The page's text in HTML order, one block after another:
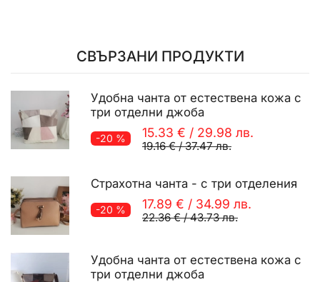
СВЪРЗАНИ ПРОДУКТИ
Удобна чанта от естествена кожа с
три отделни джоба
-20 % 15.33 € / 29.98 лв.
19.16 €/37.47 лв.
Страхотна чанта - с три отделения
-20 % 17.89 € / 34.99 лв.
22.36 €/43.73 лв.
Удобна чанта от естествена кожа с
три отделни джоба